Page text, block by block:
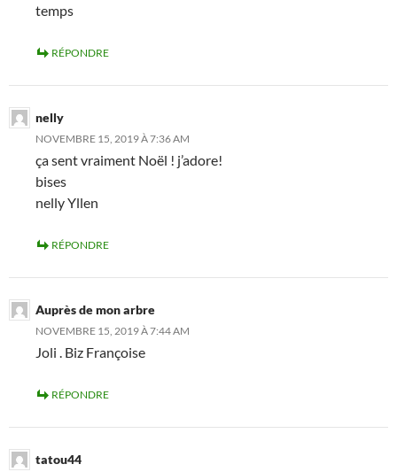
temps
RÉPONDRE
nelly
NOVEMBRE 15, 2019 À 7:36 AM
ça sent vraiment Noël ! j’adore!
bises
nelly Yllen
RÉPONDRE
Auprès de mon arbre
NOVEMBRE 15, 2019 À 7:44 AM
Joli . Biz Françoise
RÉPONDRE
tatou44